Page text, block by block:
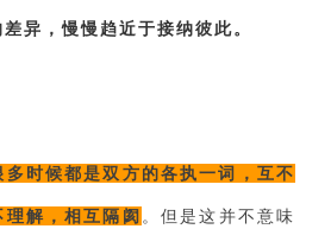
异，慢慢趋近于接纳彼此。
时候都是双方的各执一词，互不
解，相互隔阂 。 但是这并不意味